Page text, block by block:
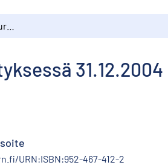
31.12.2004
URN:ISBN:952-467-412-2